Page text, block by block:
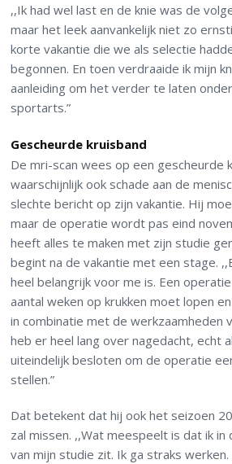
,,Ik had wel last en de knie was de
maar het leek aanvankelijk niet zo
korte vakantie die we als selectie
begonnen. En toen verdraaide ik mijn
aanleiding om het verder te laten
sportarts.”
Gescheurde kruisband
De mri-scan wees op een gescheurde
waarschijnlijk ook schade aan de
slechte bericht op zijn vakantie. Hij
maar de operatie wordt pas eind
heeft alles te maken met zijn studie
begint na de vakantie met een stage.
heel belangrijk voor me is. Een
aantal weken op krukken moet lopen
in combinatie met de werkzaamheden
heb er heel lang over nagedacht, echt
uiteindelijk besloten om de operatie
stellen.”
Dat betekent dat hij ook het seizoen
zal missen. ,,Wat meespeelt is dat ik
van mijn studie zit. Ik ga straks